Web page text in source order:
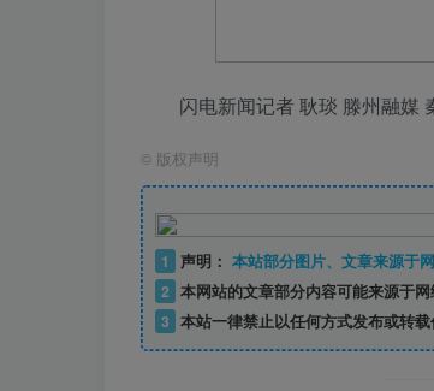
闪电新闻记者 耿琰 滕州融媒
© 版权声明
1 声明： 本站部分图片、文章来源于
2 本网站的文章部分内容可能来源于
3 本站一律禁止以任何方式发布或转